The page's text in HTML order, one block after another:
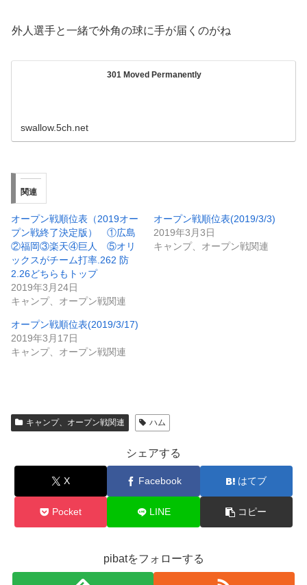
外人選手と一緒で外角の球に手が届くのがね
301 Moved Permanently
swallow.5ch.net
関連
オープン戦順位表（2019オー
プン戦終了決定版） ①広島
②福岡③楽天④巨人 ⑤オリ
ックスがチーム打率.262 防
2.26どちらもトップ
2019年3月24日
キャンプ、オープン戦関連
オープン戦順位表(2019/3/3)
2019年3月3日
キャンプ、オープン戦関連
オープン戦順位表(2019/3/17)
2019年3月17日
キャンプ、オープン戦関連
キャンプ、オープン戦関連 ハム
シェアする
X Facebook はてブ
Pocket LINE コピー
pibatをフォローする